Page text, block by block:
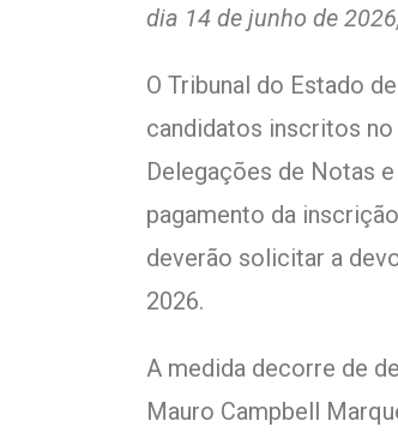
dia 14 de junho de
O Tribunal do Estado
candidatos inscritos
Delegações de Notas
pagamento da
deverão solicitar a
2026.
A medida decorre de
Mauro Campbell